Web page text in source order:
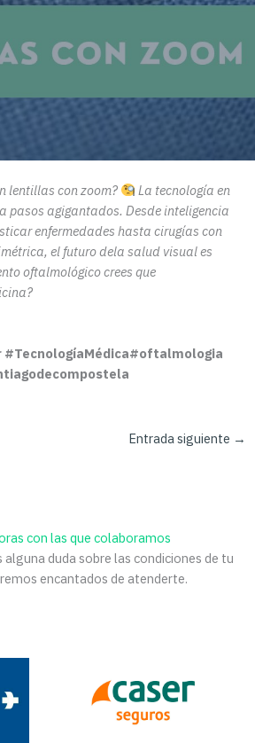
lentillas con zoom?
La tecnología en
pasos agigantados. Desde inteligencia
enfermedades hasta cirugías con
el futuro dela salud visual es
oftalmológico crees que
#TecnologíaMédica#oftalmologia
Entrada siguiente →
con las que colaboramos
duda sobre las condiciones de tu
encantados de atenderte.